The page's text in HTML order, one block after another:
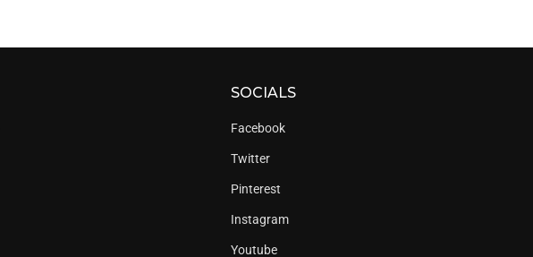
SOCIALS
Facebook
Twitter
Pinterest
Instagram
Youtube